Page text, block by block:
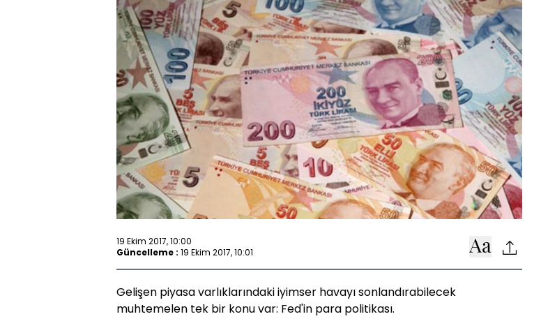
19 Ekim 2017, 10:00
Güncelleme : 19 Ekim 2017, 10:01
Gelişen piyasa varlıklarındaki iyimser havayı sonlandırabilecek
muhtemelen tek bir konu var: Fed'in para politikası.